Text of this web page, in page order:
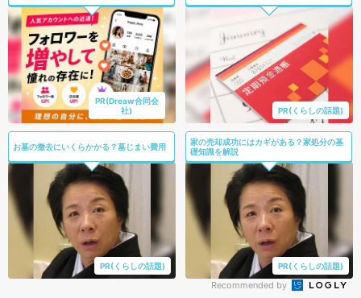
PR(Dreaw合同会
社)
PR(くらしの話題)
お墓の撤去にいくらかかる？墓じまい費用
PR(くらしの話題)
家の売却成功にはカギがある？家処分の基
礎知識を解説
PR(くらしの話題)
Recommended by